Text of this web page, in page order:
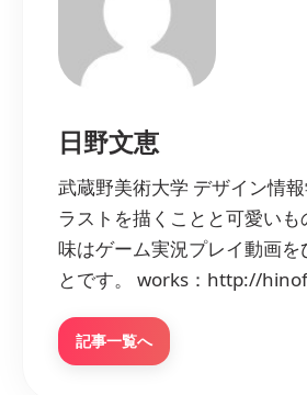
日野文恵
武蔵野美術大学 デザイン情
ラストを描くことと可愛いも
味はゲーム実況プレイ動画を
とです。 works：http://
記事一覧へ